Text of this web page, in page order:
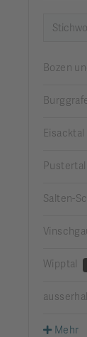
Bozen
Eisacktal
Pustertal
Salten-
Wipptal
Mehr